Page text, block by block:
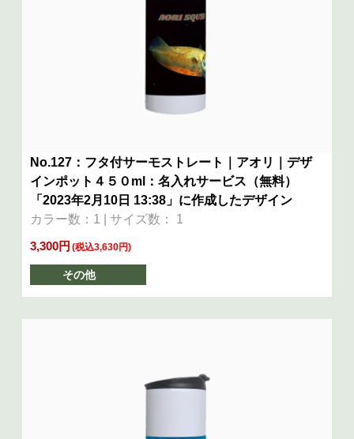
No.127：フタ付サーモストレート｜アオリ｜デザ
インポット４５０ml：名入れサービス（無料）
「2023年2月10日 13:38」に作成したデザイン
カラー数：1 | サイズ数： 1
3,300円 (税込3,630円)
その他